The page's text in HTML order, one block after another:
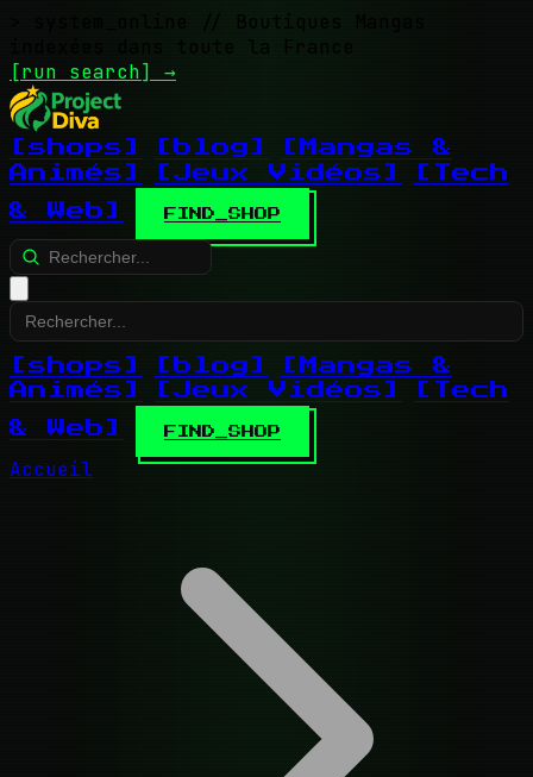
// Boutiques Mangas
indexées dans toute la France
[run search] →
[shops] [blog]
[Mangas &
Animés]
[Jeux Vidéos]
[Tech
& Web]
FIND_SHOP
[shops] [blog]
[Mangas &
Animés]
[Jeux Vidéos]
[Tech
& Web]
FIND_SHOP
Accueil